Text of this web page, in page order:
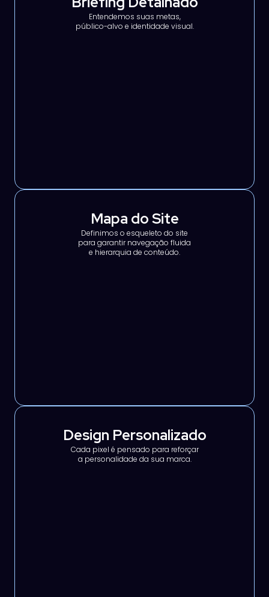
Entendemos suas metas,
público-alvo e identidade visual.
Mapa do Site
Definimos o esqueleto do site
para garantir navegação fluida
e hierarquia de conteúdo.
Design Personalizado
Cada pixel é pensado para reforçar
a personalidade da sua marca.